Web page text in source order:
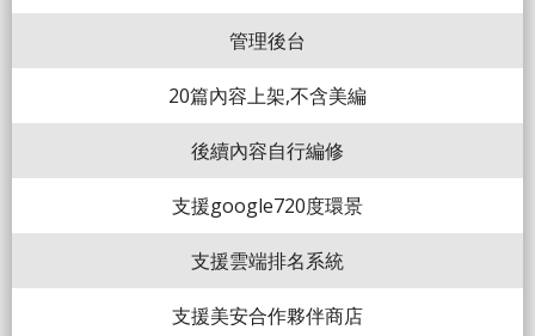
管理後台
20篇內容上架,不含美編
後續內容自行編修
支援google720度環景
支援雲端排名系統
支援美安合作夥伴商店